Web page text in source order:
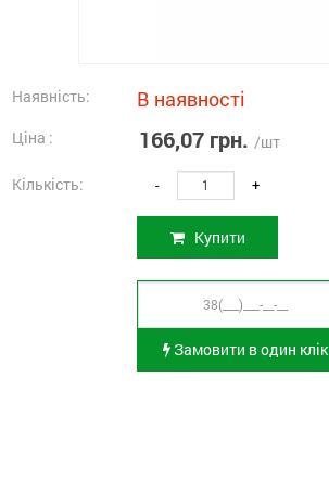
Наявність: В наявності
Ціна : 166,07 грн. /шт
Кількість: - +
Купити
Замовити в один клік